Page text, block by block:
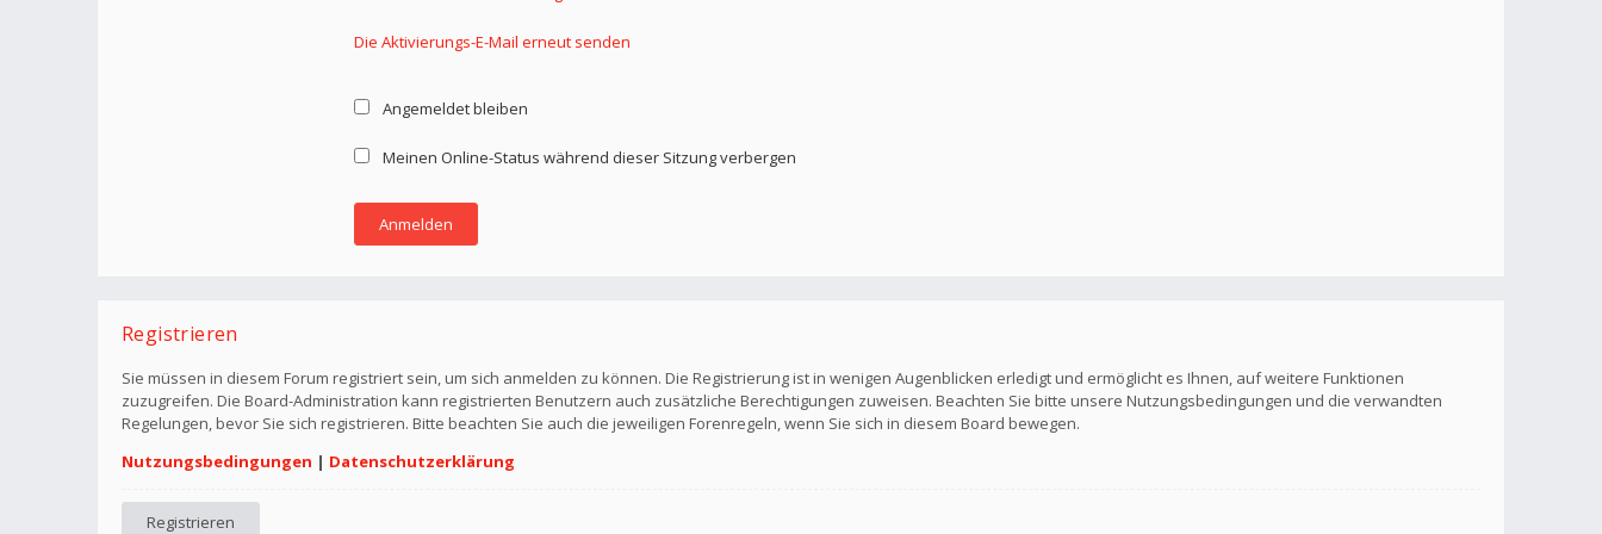
Die Aktivierungs-E-Mail erneut senden
Angemeldet bleiben
Meinen Online-Status während dieser Sitzung verbergen
Registrieren
Sie müssen in diesem Forum registriert sein, um sich anmelden zu können. Die Registrierung ist in wenigen Augenblicken erledigt und ermöglicht es Ihnen, auf weitere Funktionen
zuzugreifen. Die Board-Administration kann registrierten Benutzern auch zusätzliche Berechtigungen zuweisen. Beachten Sie bitte unsere Nutzungsbedingungen und die verwandten
Regelungen, bevor Sie sich registrieren. Bitte beachten Sie auch die jeweiligen Forenregeln, wenn Sie sich in diesem Board bewegen.
Nutzungsbedingungen | Datenschutzerklärung
Registrieren